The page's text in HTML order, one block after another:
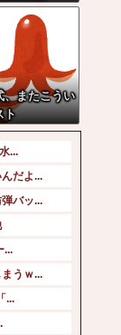
、またこうい
ト
...
だよ...
バッ...
...
うｗ...
...